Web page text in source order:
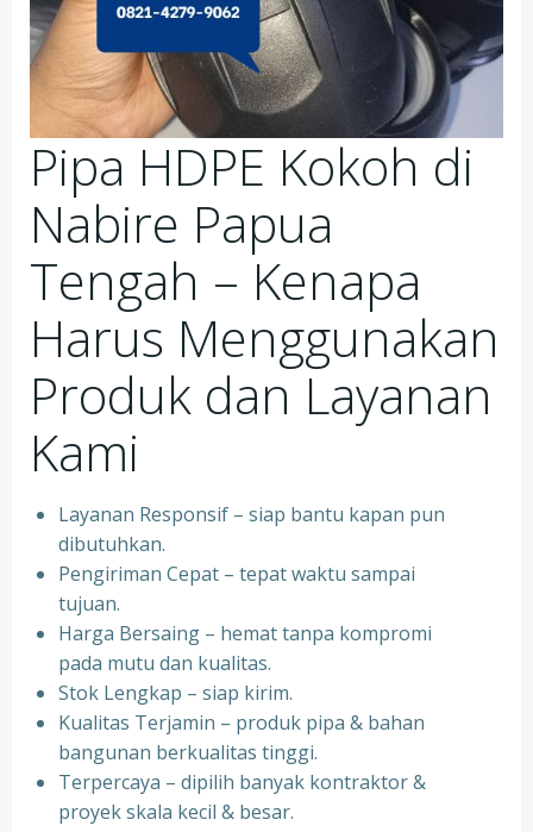
Pipa HDPE Kokoh di
Nabire Papua
Tengah – Kenapa
Harus Menggunakan
Produk dan Layanan
Kami
Layanan Responsif – siap bantu kapan pun
dibutuhkan.
Pengiriman Cepat – tepat waktu sampai
tujuan.
Harga Bersaing – hemat tanpa kompromi
pada mutu dan kualitas.
Stok Lengkap – siap kirim.
Kualitas Terjamin – produk pipa & bahan
bangunan berkualitas tinggi.
Terpercaya – dipilih banyak kontraktor &
proyek skala kecil & besar.